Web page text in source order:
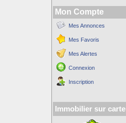
Mon Compte
Mes Annonces
Mes Favoris
Mes Alertes
Connexion
Inscription
Immobilier sur carte